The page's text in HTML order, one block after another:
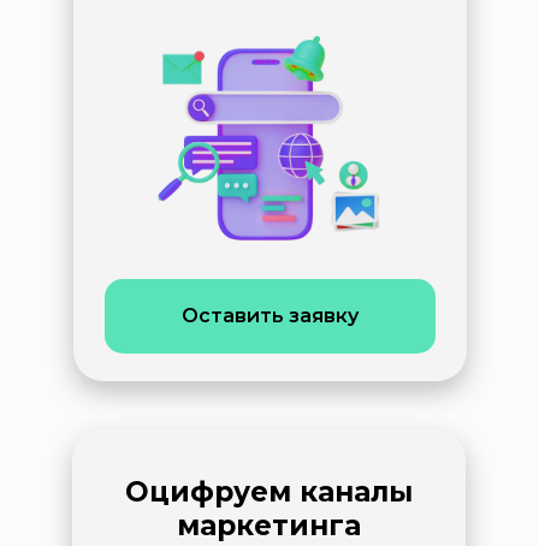
Оцифруем каналы
маркетинга
Оставить заявку